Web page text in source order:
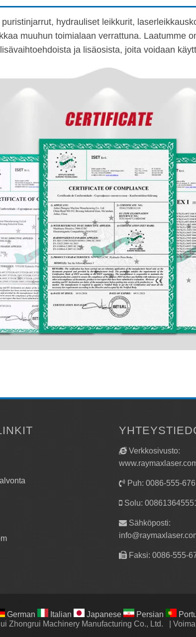
hydrauliset leikkurit,
muuhun toimialaan verrattuna. Laatumme
ja lisäosista, joita voidaan
Verkkosivusto:
Puh: 0086-555-
Solu:
Sähköposti:
Faksi: 0086-555-
German Italian Japanese Persian
Zhongrui Machinery Manufacturing Co., Ltd.